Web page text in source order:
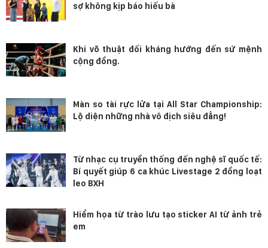
sợ không kịp báo hiếu bà
Khi võ thuật đối kháng hướng đến sứ mệnh
cộng đồng.
Màn so tài rực lửa tại All Star Championship:
Lộ diện những nhà vô địch siêu đẳng!
Từ nhạc cụ truyền thống đến nghệ sĩ quốc tế:
Bí quyết giúp 6 ca khúc Livestage 2 đồng loạt
leo BXH
Hiểm họa từ trào lưu tạo sticker AI từ ảnh trẻ
em